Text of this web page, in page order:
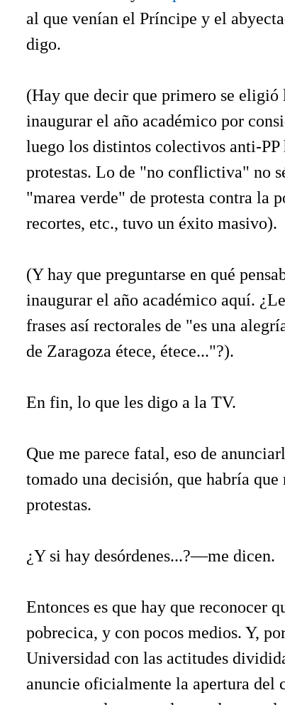
al que venían el Príncipe y el
digo.
(Hay que decir que primero se eligió
inaugurar el año académico por
luego los distintos colectivos anti-
protestas. Lo de "no conflictiva" no
"marea verde" de protesta contra la
recortes, etc., tuvo un éxito masivo).
(Y hay que preguntarse en qué
inaugurar el año académico aquí.
frases así rectorales de "es una
de Zaragoza étece, étece..."?).
En fin, lo que les digo a la TV.
Que me parece fatal, eso de
tomado una decisión, que habría
protestas.
¿Y si hay desórdenes...?—me dicen.
Entonces es que hay que reconocer
pobrecica, y con pocos medios. Y,
Universidad con las actitudes
anuncie oficialmente la apertura del